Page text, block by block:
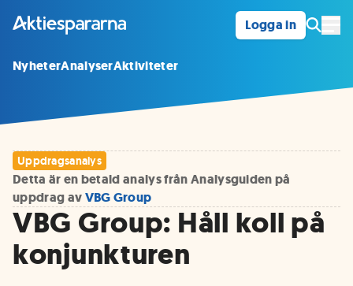
Logga in
NyheterAnalyserAktiviteter
Uppdragsanalys
Detta är en betald analys från Analysguiden på
uppdrag avVBG Group
VBG Group: Håll koll på
konjunkturen